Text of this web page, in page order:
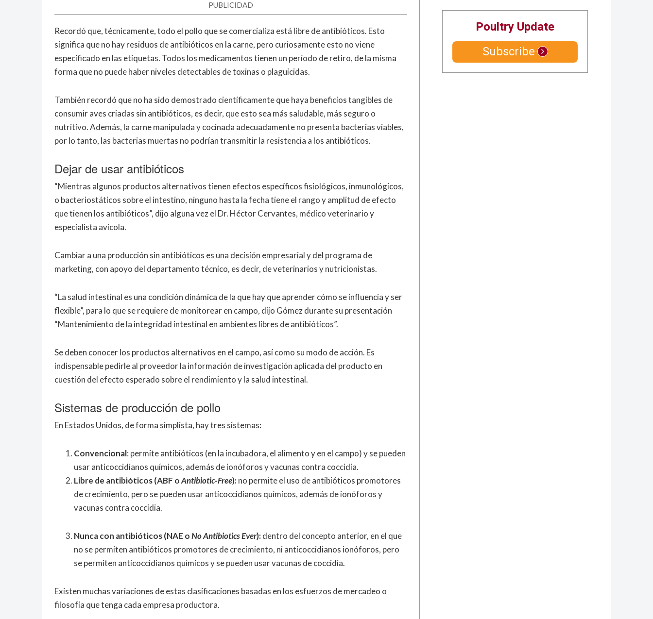
PUBLICIDAD
Recordó que, técnicamente, todo el pollo que se comercializa está libre de antibióticos. Esto
significa que no hay residuos de antibióticos en la carne, pero curiosamente esto no viene
especificado en las etiquetas. Todos los medicamentos tienen un período de retiro, de la misma
forma que no puede haber niveles detectables de toxinas o plaguicidas.
También recordó que no ha sido demostrado científicamente que haya beneficios tangibles de
consumir aves criadas sin antibióticos, es decir, que esto sea más saludable, más seguro o
nutritivo. Además, la carne manipulada y cocinada adecuadamente no presenta bacterias viables,
por lo tanto, las bacterias muertas no podrían transmitir la resistencia a los antibióticos.
Dejar de usar antibióticos
“Mientras algunos productos alternativos tienen efectos específicos fisiológicos, inmunológicos,
o bacteriostáticos sobre el intestino, ninguno hasta la fecha tiene el rango y amplitud de efecto
que tienen los antibióticos”, dijo alguna vez el Dr. Héctor Cervantes, médico veterinario y
especialista avícola.
Cambiar a una producción sin antibióticos es una decisión empresarial y del programa de
marketing, con apoyo del departamento técnico, es decir, de veterinarios y nutricionistas.
“La salud intestinal es una condición dinámica de la que hay que aprender cómo se influencia y ser
flexible”, para lo que se requiere de monitorear en campo, dijo Gómez durante su presentación
“Mantenimiento de la integridad intestinal en ambientes libres de antibióticos”.
Se deben conocer los productos alternativos en el campo, así como su modo de acción. Es
indispensable pedirle al proveedor la información de investigación aplicada del producto en
cuestión del efecto esperado sobre el rendimiento y la salud intestinal.
Sistemas de producción de pollo
En Estados Unidos, de forma simplista, hay tres sistemas:
Convencional: permite antibióticos (en la incubadora, el alimento y en el campo) y se pueden
usar anticoccidianos químicos, además de ionóforos y vacunas contra coccidia.
Libre de antibióticos (ABF oAntibiotic-Free):no permite el uso de antibióticos promotores
de crecimiento, pero se pueden usar anticoccidianos químicos, además de ionóforos y
vacunas contra coccidia.
Nunca con antibióticos (NAE oNo Antibiotics Ever):dentro del concepto anterior, en el que
no se permiten antibióticos promotores de crecimiento, ni anticoccidianos ionóforos, pero
se permiten anticoccidianos químicos y se pueden usar vacunas de coccidia.
Existen muchas variaciones de estas clasificaciones basadas en los esfuerzos de mercadeo o
filosofía que tenga cada empresa productora.
Poultry Update
Subscribe